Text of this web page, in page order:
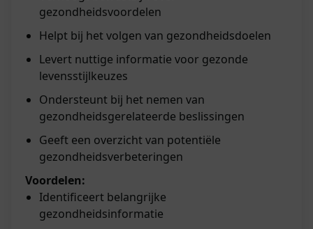
gezondheidsvoordelen
Helpt bij het volgen van gezondheidsdoelen
Levert nuttige informatie voor gezonde
levensstijlkeuzes
Ondersteunt bij het nemen van
gezondheidsgerelateerde beslissingen
Geeft een overzicht van potentiële
gezondheidsverbeteringen
Voordelen:
Identificeert belangrijke
gezondheidsinformatie